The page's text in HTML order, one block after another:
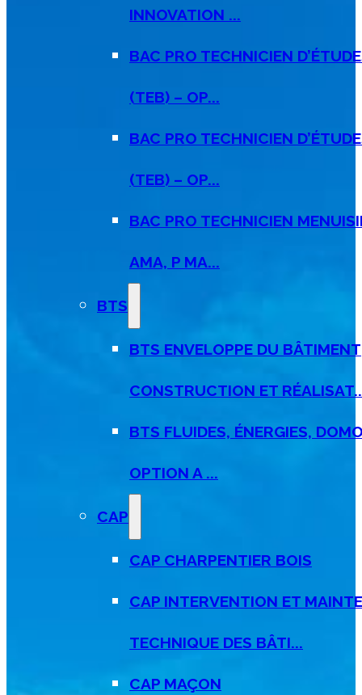
INNOVATION ...
BAC PRO TECHNICIEN
(TEB) – OP...
BAC PRO TECHNICIEN
(TEB) – OP...
BAC PRO TECHNICIEN
AMA, P MA...
BTS
BTS ENVELOPPE DU BÂTIMENT
CONSTRUCTION ET
BTS FLUIDES, ÉNERGIES,
OPTION A ...
CAP
CAP CHARPENTIER BOIS
CAP INTERVENTION ET
TECHNIQUE DES BÂTI...
CAP MAÇON